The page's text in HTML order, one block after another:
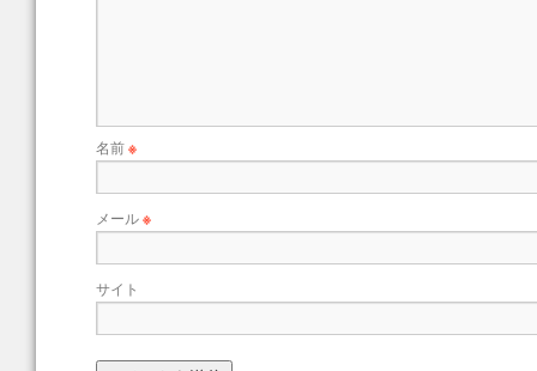
名前※
メール※
サイト